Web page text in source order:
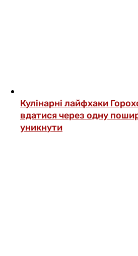
Кулінарні лайфхаки
вдатися через одну
уникнути